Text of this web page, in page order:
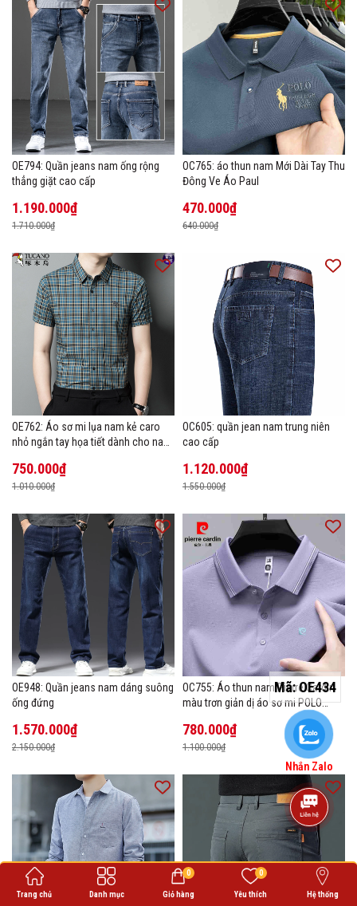
Mã:OE434
OE794: Quần jeans nam ống rộng
thẳng giặt cao cấp
1.190.000₫
1.710.000₫
OC765: áo thun nam Mới Dài Tay Thu
Đông Ve Áo Paul
470.000₫
640.000₫
OE762: Áo sơ mi lụa nam kẻ caro
nhỏ ngắn tay họa tiết dành cho nam
750.000₫
1.010.000₫
OC605: quần jean nam trung niên
cao cấp
1.120.000₫
1.550.000₫
OE948: Quần jeans nam dáng suông
ống đứng
1.570.000₫
2.150.000₫
OC755: Áo thun nam Pierre Cardin
màu trơn giản dị áo sơ mi POLO
780.000₫
1.100.000₫
Trang chủ Danh mục Giỏ hàng
0
Yêu thích
0
Hệ thống
Nhắn Zalo